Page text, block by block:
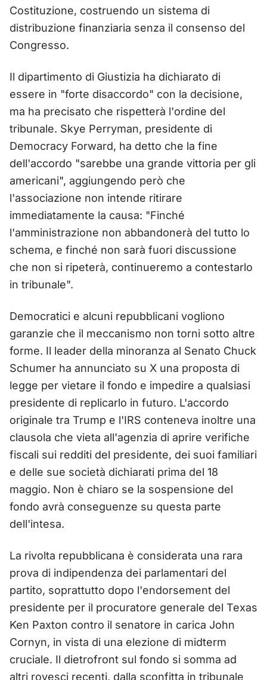
Costituzione, costruendo un sistema di
distribuzione finanziaria senza il consenso del
Congresso.
Il dipartimento di Giustizia ha dichiarato di
essere in "forte disaccordo" con la decisione,
ma ha precisato che rispetterà l'ordine del
tribunale. Skye Perryman, presidente di
Democracy Forward, ha detto che la fine
dell'accordo "sarebbe una grande vittoria per gli
americani", aggiungendo però che
l'associazione non intende ritirare
immediatamente la causa: "Finché
l'amministrazione non abbandonerà del tutto lo
schema, e finché non sarà fuori discussione
che non si ripeterà, continueremo a contestarlo
in tribunale".
Democratici e alcuni repubblicani vogliono
garanzie che il meccanismo non torni sotto altre
forme. Il leader della minoranza al Senato Chuck
Schumer ha annunciato su X una proposta di
legge per vietare il fondo e impedire a qualsiasi
presidente di replicarlo in futuro. L'accordo
originale tra Trump e l'IRS conteneva inoltre una
clausola che vieta all'agenzia di aprire verifiche
fiscali sui redditi del presidente, dei suoi familiari
e delle sue società dichiarati prima del 18
maggio. Non è chiaro se la sospensione del
fondo avrà conseguenze su questa parte
dell'intesa.
La rivolta repubblicana è considerata una rara
prova di indipendenza dei parlamentari del
partito, soprattutto dopo l'endorsement del
presidente per il procuratore generale del Texas
Ken Paxton contro il senatore in carica John
Cornyn, in vista di una elezione di midterm
cruciale. Il dietrofront sul fondo si somma ad
altri rovesci recenti, dalla sconfitta in tribunale